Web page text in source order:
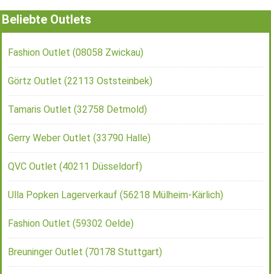
Beliebte Outlets
Fashion Outlet (08058 Zwickau)
Görtz Outlet (22113 Oststeinbek)
Tamaris Outlet (32758 Detmold)
Gerry Weber Outlet (33790 Halle)
QVC Outlet (40211 Düsseldorf)
Ulla Popken Lagerverkauf (56218 Mülheim-Kärlich)
Fashion Outlet (59302 Oelde)
Breuninger Outlet (70178 Stuttgart)